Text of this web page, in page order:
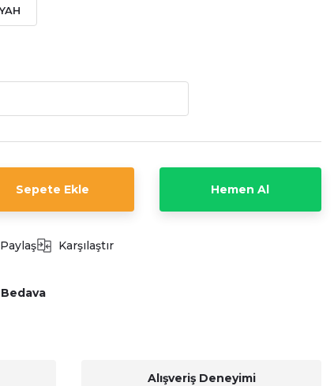
Sepete Ekle Hemen Al
Paylaş Karşılaştır
Alışveriş Deneyimi